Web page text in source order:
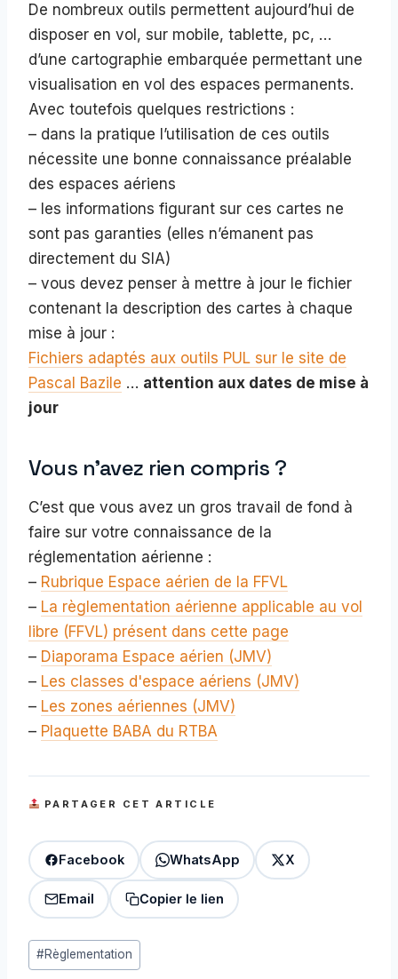
De nombreux outils permettent aujourd’hui de
disposer en vol, sur mobile, tablette, pc, …
d’une cartographie embarquée permettant une
visualisation en vol des espaces permanents.
Avec toutefois quelques restrictions :
– dans la pratique l’utilisation de ces outils
nécessite une bonne connaissance préalable
des espaces aériens
– les informations figurant sur ces cartes ne
sont pas garanties (elles n’émanent pas
directement du SIA)
– vous devez penser à mettre à jour le fichier
contenant la description des cartes à chaque
mise à jour :
Fichiers adaptés aux outils PUL sur le site de
Pascal Bazile … attention aux dates de mise à
jour
Vous n’avez rien compris ?
C’est que vous avez un gros travail de fond à
faire sur votre connaissance de la
réglementation aérienne :
– Rubrique Espace aérien de la FFVL
– La règlementation aérienne applicable au vol
libre (FFVL) présent dans cette page
– Diaporama Espace aérien (JMV)
– Les classes d'espace aériens (JMV)
– Les zones aériennes (JMV)
– Plaquette BABA du RTBA
PARTAGER CET ARTICLE
Facebook WhatsApp X
Email Copier le lien
Étiquettes
de
#Règlementation